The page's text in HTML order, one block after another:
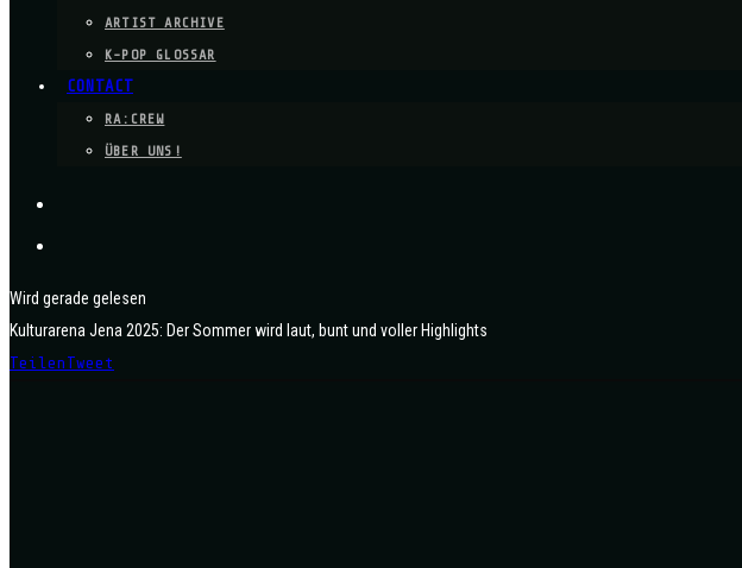
ARTIST ARCHIVE
K-POP GLOSSAR
CONTACT
RA:CREW
ÜBER UNS!
Wird gerade gelesen
Kulturarena Jena 2025: Der Sommer wird laut, bunt und voller Highlights
Teilen Tweet